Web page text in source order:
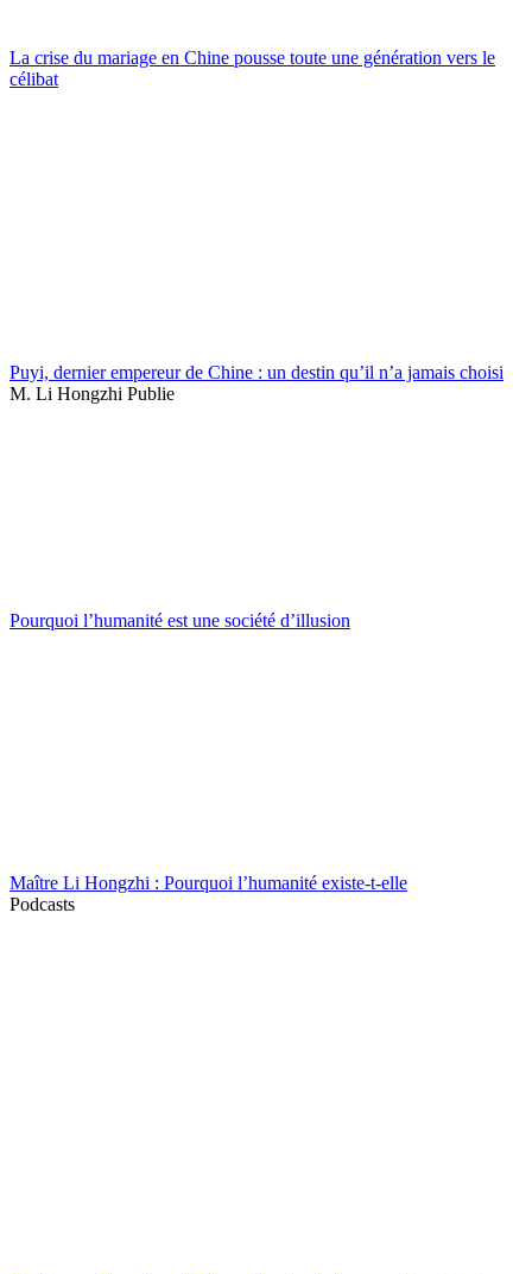
La crise du mariage en Chine pousse toute une génération vers le
célibat
Puyi, dernier empereur de Chine : un destin qu’il n’a jamais choisi
M. Li Hongzhi Publie
Pourquoi l’humanité est une société d’illusion
Maître Li Hongzhi : Pourquoi l’humanité existe-t-elle
Podcasts